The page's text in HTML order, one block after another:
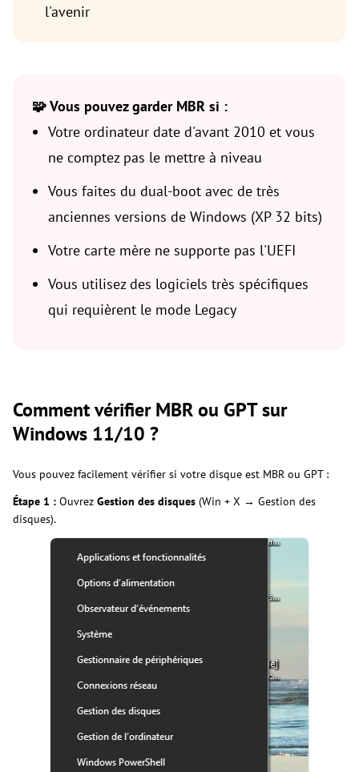
l'avenir
🧩 Vous pouvez garder MBR si :
Votre ordinateur date d'avant 2010 et vous
ne comptez pas le mettre à niveau
Vous faites du dual-boot avec de très
anciennes versions de Windows (XP 32 bits)
Votre carte mère ne supporte pas l'UEFI
Vous utilisez des logiciels très spécifiques
qui requièrent le mode Legacy
Comment vérifier MBR ou GPT sur
Windows 11/10 ?
Vous pouvez facilement vérifier si votre disque est MBR ou GPT :
Étape 1 : Ouvrez Gestion des disques (Win + X → Gestion des
disques).